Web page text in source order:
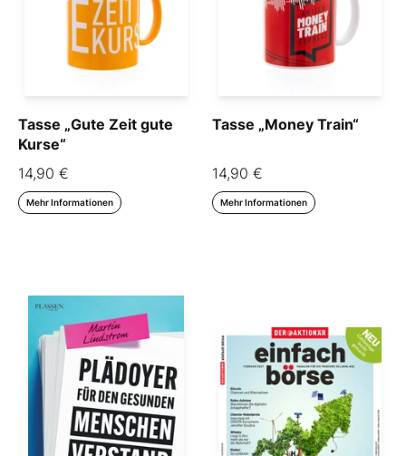
Tasse „Gute Zeit gute
Kurse“
14,90 €
Mehr Informationen
Tasse „Money Train“
14,90 €
Mehr Informationen